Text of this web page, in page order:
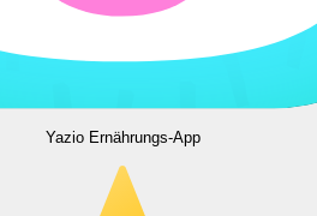
Yazio Ernährungs-App